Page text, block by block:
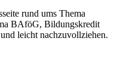
rund ums Thema
BAföG, Bildungskredit
leicht nachzuvollziehen.